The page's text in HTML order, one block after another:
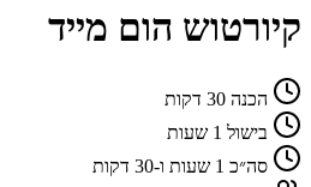
קיורטוש הום מייד
הכנה
בישול
סה״כ